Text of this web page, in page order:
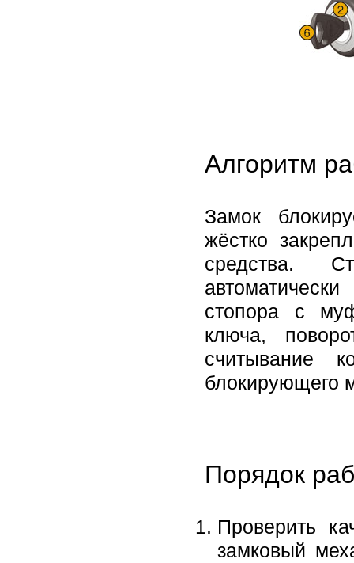
Алгоритм
Замок
жёстко
средства.
стопора с
ключа,
считывание
блокирующего
Порядок
Проверить
замковый